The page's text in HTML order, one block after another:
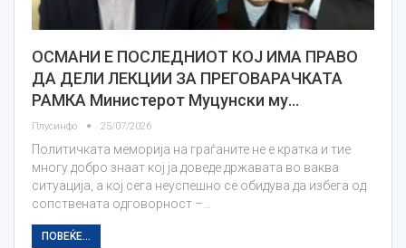
ОСМАНИ Е ПОСЛЕДНИОТ КОЈ ИМА ПРАВО
ДА ДЕЛИ ЛЕКЦИИ ЗА ПРЕГОВАРАЧКАТА
РАМКА Министерот Муцунски му…
Плусинфо 25/07/2026
Политичката меморија на граѓаните не е кратка и тие
многу добро знаат кој ја доведе државата во ваква
ситуација, а кој сега неуспешно се обидува да избега од
сопствената одговорност –…
ПОВЕЌЕ...